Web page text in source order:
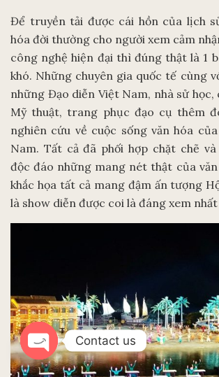
Để truyền tải được cái hồn của lịch
hóa đời thường cho người xem cảm
công nghệ hiện đại thì đúng thật là 1
khó. Những chuyên gia quốc tế cùng
những Đạo diễn Việt Nam, nhà sử học,
Mỹ thuật, trang phục đạo cụ thêm
nghiên cứu về cuộc sống văn hóa
Nam. Tất cả đã phối hợp chặt chẽ
độc đáo những mang nét thật của
khắc họa tất cả mang đậm ấn tượng
là show diễn được coi là đáng xem
Contact us
Open